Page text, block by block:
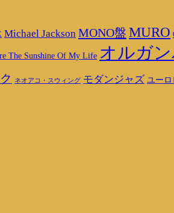
Michael Jackson MONO盤 MURO
The Sunshine Of My Life オルガ
ネオアコ・スウィング モダンジャズ ユーロ